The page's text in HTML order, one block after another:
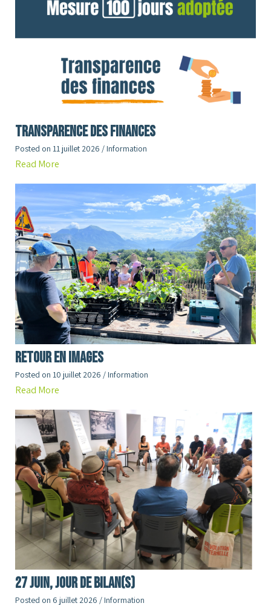
Transparence des finances
Posted on 11 juillet 2026 /Information
Read More
RETOUR en images
Posted on 10 juillet 2026 /Information
Read More
27 juin, jour de Bilan(s)
Posted on 6 juillet 2026 /Information